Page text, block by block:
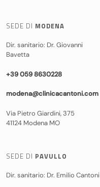
SEDE DI MODENA
Dir. sanitario: Dr. Giovanni
Bavetta
+39 059 8630228
modena@clinicacantoni.com
Via Pietro Giardini, 375
41124 Modena MO
SEDE DI PAVULLO
Dir. sanitario: Dr. Emilio Cantoni